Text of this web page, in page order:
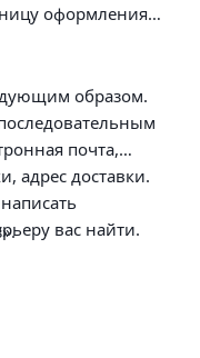
оформления
образом.
почта,
адрес доставки.
вас найти.